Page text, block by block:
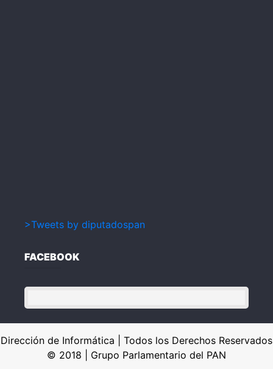
>Tweets by diputadospan
FACEBOOK
Dirección de Informática | Todos los Derechos Reservados
© 2018 | Grupo Parlamentario del PAN